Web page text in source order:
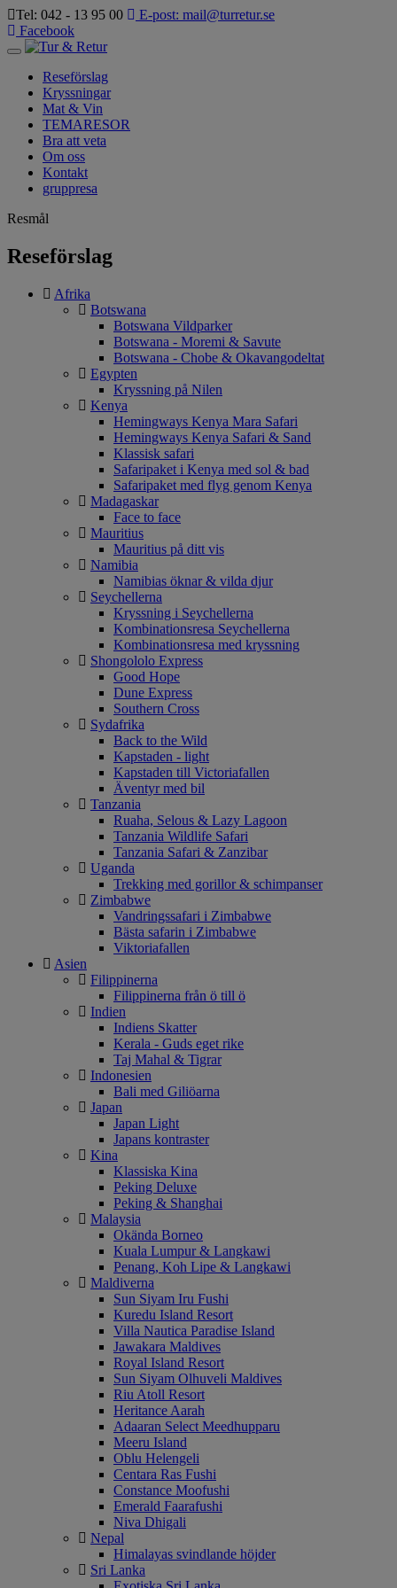
Tel: 042 - 13 95 00
E-post: mail@turretur.se
Facebook
Toggle
navigationReseförslag
Kryssningar
Mat & Vin
TEMARESOR
Bra att veta
Om oss
Kontakt
gruppresa
Resmål
Reseförslag
Afrika
Botswana
Botswana Vildparker
Botswana - Moremi & Savute
Botswana - Chobe & Okavangodeltat
Egypten
Kryssning på Nilen
Kenya
Hemingways Kenya Mara Safari
Hemingways Kenya Safari & Sand
Klassisk safari
Safaripaket i Kenya med sol & bad
Safaripaket med flyg genom Kenya
Madagaskar
Face to face
Mauritius
Mauritius på ditt vis
Namibia
Namibias öknar & vilda djur
Seychellerna
Kryssning i Seychellerna
Kombinationsresa Seychellerna
Kombinationsresa med kryssning
Shongololo Express
Good Hope
Dune Express
Southern Cross
Sydafrika
Back to the Wild
Kapstaden - light
Kapstaden till Victoriafallen
Äventyr med bil
Tanzania
Ruaha, Selous & Lazy Lagoon
Tanzania Wildlife Safari
Tanzania Safari & Zanzibar
Uganda
Trekking med gorillor & schimpanser
Zimbabwe
Vandringssafari i Zimbabwe
Bästa safarin i Zimbabwe
Viktoriafallen
Asien
Filippinerna
Filippinerna från ö till ö
Indien
Indiens Skatter
Kerala - Guds eget rike
Taj Mahal & Tigrar
Indonesien
Bali med Giliöarna
Japan
Japan Light
Japans kontraster
Kina
Klassiska Kina
Peking Deluxe
Peking & Shanghai
Malaysia
Okända Borneo
Kuala Lumpur & Langkawi
Penang, Koh Lipe & Langkawi
Maldiverna
Sun Siyam Iru Fushi
Kuredu Island Resort
Villa Nautica Paradise Island
Jawakara Maldives
Royal Island Resort
Sun Siyam Olhuveli Maldives
Riu Atoll Resort
Heritance Aarah
Adaaran Select Meedhupparu
Meeru Island
Oblu Helengeli
Centara Ras Fushi
Constance Moofushi
Emerald Faarafushi
Niva Dhigali
Nepal
Himalayas svindlande höjder
Sri Lanka